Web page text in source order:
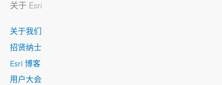
关于 Esri
关于我们
招贤纳士
Esri 博客
用户大会